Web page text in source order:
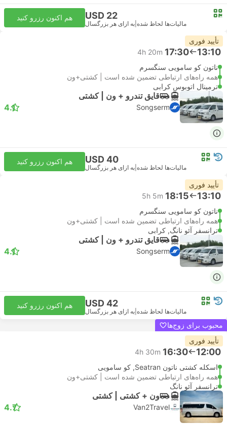
USD 22
مالیات‌ها لحاظ شده به ازای هر بزرگسال
هم اکنون رزرو کنید
تأیید فوری
13:10
17:30
4h 20m
ناتون کو سامویی سنگسرم
همه راه‌های ارتباطی تضمین شده است | کشتی+ون
ترمینال اتوبوس کرابی
قایق تندرو + ون | کشتی
Songserm
4.1
USD 40
مالیات‌ها لحاظ شده به ازای هر بزرگسال
هم اکنون رزرو کنید
تأیید فوری
13:10
18:15
5h 5m
ناتون کو سامویی سنگسرم
همه راه‌های ارتباطی تضمین شده است | کشتی+ون
ترانسفر آئو نانگ, کرابی
قایق تندرو + ون | کشتی
Songserm
4.1
USD 42
مالیات‌ها لحاظ شده به ازای هر بزرگسال
هم اکنون رزرو کنید
محبوب برای زوج‌ها
تأیید فوری
12:00
16:30
4h 30m
اسکله کشتی ناتون Seatran, کو سامویی
همه راه‌های ارتباطی تضمین شده است | کشتی+ون
ترانسفر آئو نانگ
ون + کشتی | کشتی
Van2Travel
4.7